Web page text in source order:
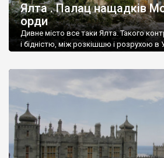
Ялта . Палац нащадків
орди
Дивне місто все таки Ялта. Такого
і бідністю, між розкішшю і розрухою в